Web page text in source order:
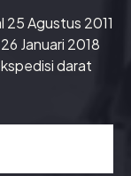
25 Agustus 2011
Januari 2018
darat